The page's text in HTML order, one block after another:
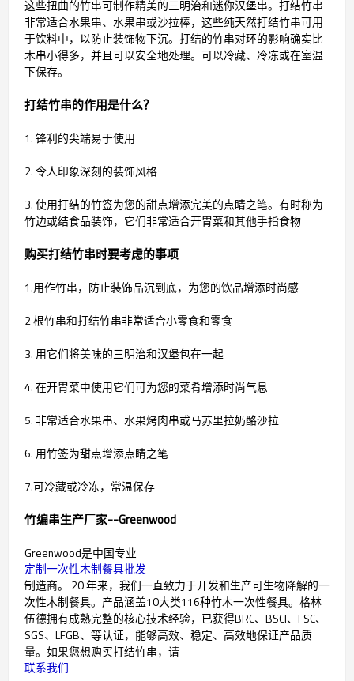
这些扭曲的竹串可制作精美的三明治和迷你汉堡串。打结竹串
非常适合水果串、水果串或沙拉棒，这些纯天然打结竹串可用
于饮料中，以防止装饰物下沉。打结的竹串对环的影响确实比
木串小得多，并且可以安全地处理。可以冷藏、冷冻或在室温
下保存。
打结竹串的作用是什么？
1. 锋利的尖端易于使用
2. 令人印象深刻的装饰风格
3. 使用打结的竹签为您的甜点增添完美的点睛之笔。有时称为
竹边或结食品装饰，它们非常适合开胃菜和其他手指食物
购买打结竹串时要考虑的事项
1.用作竹串，防止装饰品沉到底，为您的饮品增添时尚感
2 根竹串和打结竹串非常适合小零食和零食
3. 用它们将美味的三明治和汉堡包在一起
4. 在开胃菜中使用它们可为您的菜肴增添时尚气息
5. 非常适合水果串、水果烤肉串或马苏里拉奶酪沙拉
6. 用竹签为甜点增添点睛之笔
7.可冷藏或冷冻，常温保存
竹编串生产厂家--Greenwood
Greenwood是中国专业
定制一次性木制餐具批发
制造商。 20 年来，我们一直致力于开发和生产可生物降解的一
次性木制餐具。产品涵盖10大类116种竹木一次性餐具。格林
伍德拥有成熟完整的核心技术经验，已获得BRC、BSCI、FSC、
SGS、LFGB、等认证，能够高效、稳定、高效地保证产品质
量。如果您想购买打结竹串，请
联系我们